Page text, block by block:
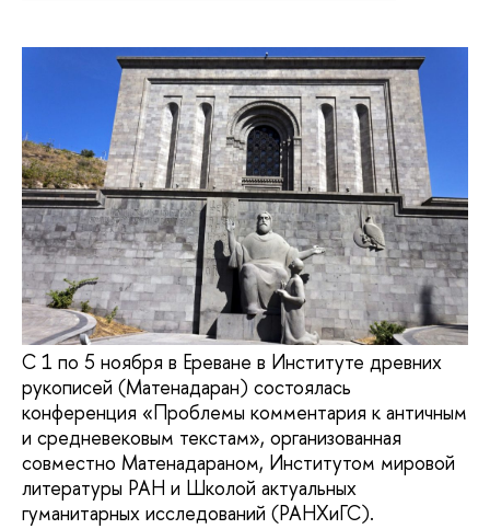
С 1 по 5 ноября в Ереване в Институте древних
рукописей (Матенадаран) состоялась
конференция «Проблемы комментария к античным
и средневековым текстам», организованная
совместно Матенадараном, Институтом мировой
литературы РАН и Школой актуальных
гуманитарных исследований (РАНХиГС).